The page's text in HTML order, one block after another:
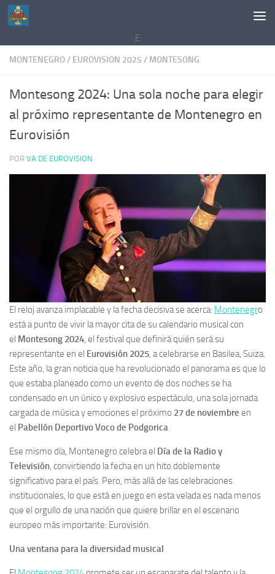
Saltar al contenido
E
MONTENEGRO/ EUROVISION 2025 / MONTESONG
Montesong 2024: Una sola noche para elegir
al próximo representante de Montenegro en
Eurovisión
POR VA DE EUROVISION ·
El reloj avanza implacable y la fecha decisiva se acerca: Montenegro
está a punto de vivir la mayor cita de su calendario musical con
el Montesong 2024, el festival que definirá quién será su
representante en el Eurovisión 2025, a celebrarse en Basilea, Suiza.
Este año, la gran noticia que ha revolucionado el panorama es que lo
que estaba planeado como un evento de dos noches se ha
condensado en un único y explosivo espectáculo, una sola jornada
cargada de música y emociones el próximo 27 de noviembre en
el Pabellón Deportivo Voco de Podgorica.
Ese mismo día, Montenegro celebra el Día de la Radio y
Televisión, convirtiendo la fecha en un hito doblemente
significativo para el país. Pero, más allá de las celebraciones
institucionales, lo que está en juego en esta velada es nada menos
que el orgullo de una nación que quiere brillar en el escenario
europeo más importante: Eurovisión.
Una ventana para la diversidad musical